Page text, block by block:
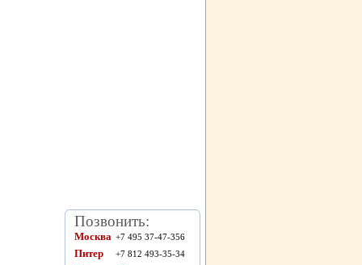
Позвонить:
Москва +7 495 37-47-356
Питер +7 812 493-35-34